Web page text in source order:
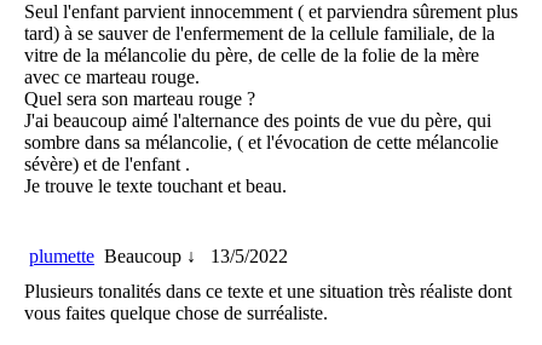
Seul l'enfant parvient innocemment ( et parviendra sûrement plus
tard) à se sauver de l'enfermement de la cellule familiale, de la
vitre de la mélancolie du père, de celle de la folie de la mère
avec ce marteau rouge.
Quel sera son marteau rouge ?
J'ai beaucoup aimé l'alternance des points de vue du père, qui
sombre dans sa mélancolie, ( et l'évocation de cette mélancolie
sévère) et de l'enfant .
Je trouve le texte touchant et beau.
plumette Beaucoup ↓
13/5/2022
Plusieurs tonalités dans ce texte et une situation très réaliste dont
vous faites quelque chose de surréaliste.